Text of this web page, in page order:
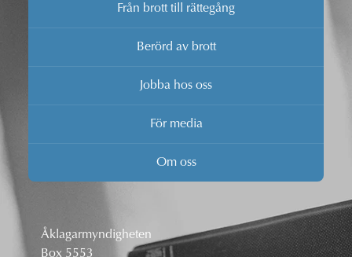
Från brott till rättegång
Berörd av brott
Jobba hos oss
För media
Om oss
Åklagarmyndigheten
Box 5553